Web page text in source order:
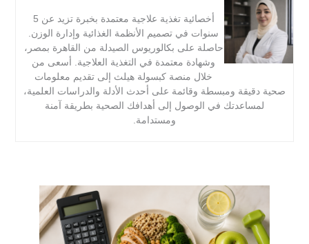
أخصائية تغذية علاجية معتمدة بخبرة تزيد عن 5
سنوات في تصميم الأنظمة الغذائية وإدارة الوزن.
حاصلة على بكالوريوس الصيدلة من القاهرة بمصر،
وشهادة معتمدة في التغذية العلاجية. أسعى من
خلال منصة كبسولة هيلث إلى تقديم معلومات
صحية دقيقة ومبسطة وقائمة على أحدث الأدلة والدراسات العلمية،
لمساعدتك في الوصول إلى أهدافك الصحية بطريقة آمنة
ومستدامة.